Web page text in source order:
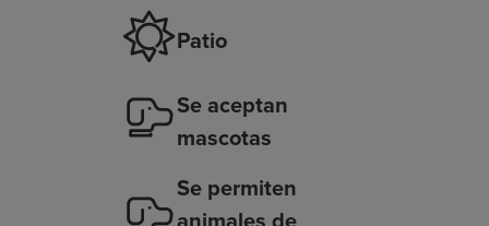
Patio
Se aceptan
mascotas
Se permiten